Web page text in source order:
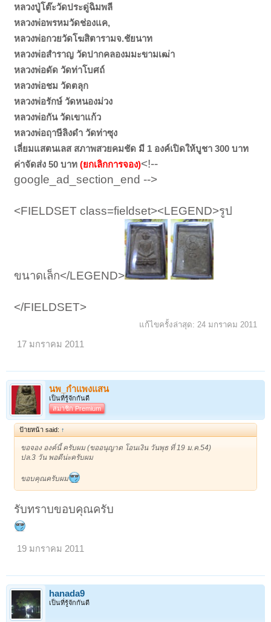
หลวงปู่โต๊ะวัดประดู่ฉิมพลี
หลวงพ่อพรหมวัดช่องแค,
หลวงพ่อกวยวัดโฆสิตารามจ.ชัยนาท
หลวงพ่อสำราญ วัดปากคลองมมะขามเฒ่า
หลวงพ่อดัด วัดท่าโบศถ์
หลวงพ่อชม วัดตลุก
หลวงพ่อรักษ์ วัดหนองม่วง
หลวงพ่อกัน วัดเขาแก้ว
หลวงพ่อฤาษีลิงดำ วัดท่าซุง
เลี่ยมแสตนเลส สภาพสวยคมชัด มี 1 องค์เปิดให้บูชา 300 บาท
ค่าจัดส่ง 50 บาท(ยกเลิกการจอง)<!--
google_ad_section_end -->
<FIELDSET class=fieldset><LEGEND>รูป
ขนาดเล็ก</LEGEND>
</FIELDSET>
แก้ไขครั้งล่าสุด: 24 มกราคม 2011
17 มกราคม 2011
นพ_กำแพงแสน
เป็นที่รู้จักกันดี
สมาชิก Premium
ป้ายหน้า said: ↑
ขอจอง องค์นี้ ครับผม (ขออนุญาต โอนเงิน วันพุธ ที่ 19 ม.ค.54)
ปล.3 วัน พอดีน่ะครับผม
ขอบคุณครับผม
รับทราบขอบคุณครับ
19 มกราคม 2011
hanada9
เป็นที่รู้จักกันดี